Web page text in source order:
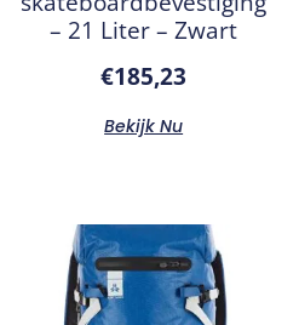
– 21 Liter – Zwart
€185,23
Bekijk Nu